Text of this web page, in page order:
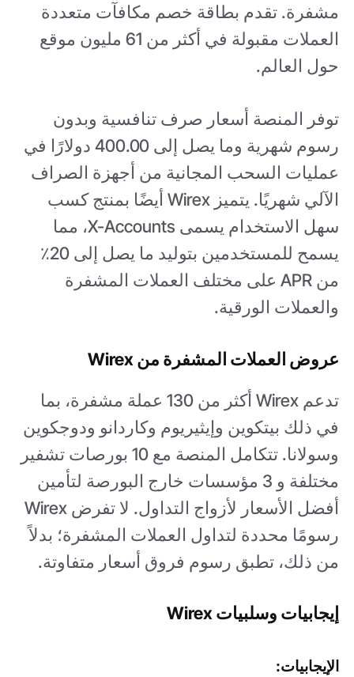
مشفرة. تقدم بطاقة خصم مكافآت متعددة
العملات مقبولة في أكثر من 61 مليون موقع
حول العالم.
توفر المنصة أسعار صرف تنافسية وبدون
رسوم شهرية وما يصل إلى 400.00 دولارًا في
عمليات السحب المجانية من أجهزة الصراف
الآلي شهريًا. يتميز Wirex أيضًا بمنتج كسب
سهل الاستخدام يسمى X-Accounts، مما
يسمح للمستخدمين بتوليد ما يصل إلى 20٪
من APR على مختلف العملات المشفرة
والعملات الورقية.
عروض العملات المشفرة من Wirex
تدعم Wirex أكثر من 130 عملة مشفرة، بما
في ذلك بيتكوين وإيثيريوم وكاردانو ودوجكوين
وسولانا. تتكامل المنصة مع 10 بورصات تشفير
مختلفة و 3 مؤسسات خارج البورصة لتأمين
أفضل الأسعار لأزواج التداول. لا تفرض Wirex
رسومًا محددة لتداول العملات المشفرة؛ بدلاً
من ذلك، تطبق رسوم فروق أسعار متفاوتة.
إيجابيات وسلبيات Wirex
الإيجابيات: